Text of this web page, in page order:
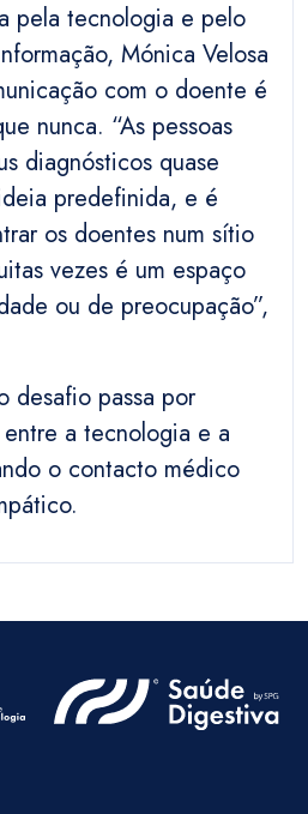
pela tecnologia e pelo
Mónica Velosa
com o doente é
nunca. “As pessoas
diagnósticos quase
predefinida, e é
os doentes num sítio
vezes é um espaço
ou de preocupação”,
desafio passa por
a tecnologia e a
o contacto médico